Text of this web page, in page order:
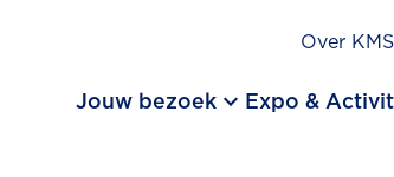
Over
Jouw bezoek keyboard_arrow_down Expo &